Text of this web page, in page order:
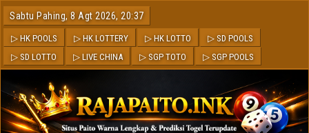
Sabtu Pahing, 8 Agt 2026, 20:37
▷ HK POOLS ▷ HK LOTTERY ▷ HK LOTTO
▷ SD POOLS
▷ SD LOTTO
▷ LIVE CHINA ▷ SGP TOTO ▷ SGP POOLS